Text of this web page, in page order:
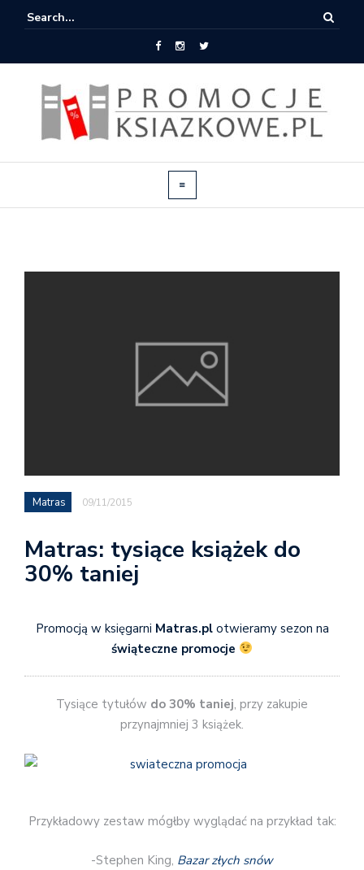
Matras 09/11/2015
Matras: tysiące książek do
30% taniej
Promocją w księgarni Matras.pl otwieramy sezon na
świąteczne promocje
Tysiące tytułów do 30% taniej, przy zakupie
przynajmniej 3 książek.
Przykładowy zestaw mógłby wyglądać na przykład tak:
-Stephen King, Bazar złych snów